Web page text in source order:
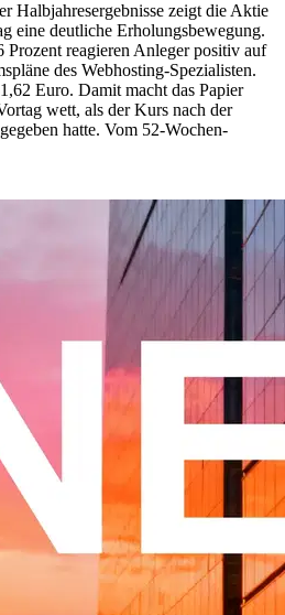
Halbjahresergebnisse zeigt die Aktie
eine deutliche Erholungsbewegung.
reagieren Anleger positiv auf
des Webhosting-Spezialisten.
Euro. Damit macht das Papier
wett, als der Kurs nach der
hatte. Vom 52-Wochen-